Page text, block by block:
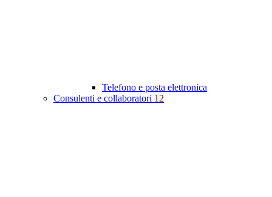
Telefono e posta elettronica
Consulenti e collaboratori 12